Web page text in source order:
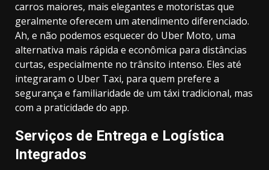
carros maiores, mais elegantes e motoristas que
geralmente oferecem um atendimento diferenciado.
Ah, e não podemos esquecer do Uber Moto, uma
alternativa mais rápida e econômica para distâncias
curtas, especialmente no trânsito intenso. Eles até
integraram o Uber Taxi, para quem prefere a
segurança e familiaridade de um táxi tradicional, mas
com a praticidade do app.
Serviços de Entrega e Logística
Integrados